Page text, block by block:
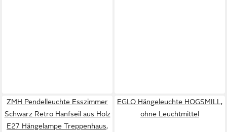
ZMH Pendelleuchte Esszimmer
Schwarz Retro Hanfseil aus Holz
E27 Hängelampe Treppenhaus,
EGLO Hängeleuchte HOGSMILL,
ohne Leuchtmittel